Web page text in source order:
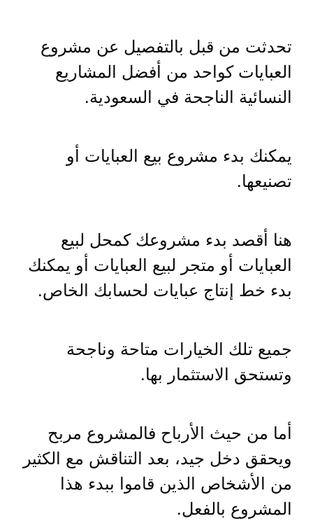
تحدثت من قبل بالتفصيل عن مشروع
العبايات كواحد من أفضل المشاريع
النسائية الناجحة في السعودية.
يمكنك بدء مشروع بيع العبايات أو
تصنيعها.
هنا أقصد بدء مشروعك كمحل لبيع
العبايات أو متجر لبيع العبايات أو يمكنك
بدء خط إنتاج عبايات لحسابك الخاص.
جميع تلك الخيارات متاحة وناجحة
وتستحق الاستثمار بها.
أما من حيث الأرباح فالمشروع مربح
ويحقق دخل جيد، بعد التناقش مع الكثير
من الأشخاص الذين قاموا ببدء هذا
المشروع بالفعل.